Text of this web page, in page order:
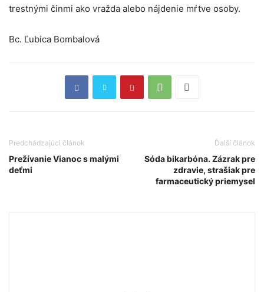
trestnými činmi ako vražda alebo nájdenie mŕtve osoby.
Bc. Ľubica Bombalová
Predchádzajúci článok
Prežívanie Vianoc s malými
deťmi
Ďalší článok
Sóda bikarbóna. Zázrak pre
zdravie, strašiak pre
farmaceutický priemysel